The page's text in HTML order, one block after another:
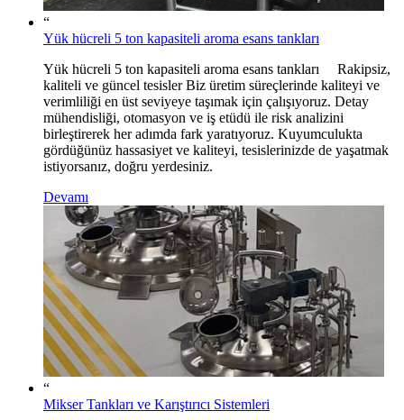
“
Yük hücreli 5 ton kapasiteli aroma esans tankları
Yük hücreli 5 ton kapasiteli aroma esans tankları Rakipsiz,
kaliteli ve güncel tesisler Biz üretim süreçlerinde kaliteyi ve
verimliliği en üst seviyeye taşımak için çalışıyoruz. Detay
mühendisliği, otomasyon ve iş etüdü ile risk analizini
birleştirerek her adımda fark yaratıyoruz. Kuyumculukta
gördüğünüz hassasiyet ve kaliteyi, tesislerinizde de yaşatmak
istiyorsanız, doğru yerdesiniz.
Devamı
“
Mikser Tankları ve Karıştırıcı Sistemleri